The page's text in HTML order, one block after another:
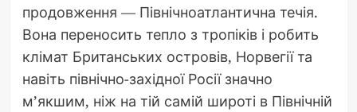
продовження — Північноатлантична течія.
Вона переносить тепло з тропіків і робить
клімат Британських островів, Норвегії та
навіть північно-західної Росії значно
м’якшим, ніж на тій самій широті в Північній